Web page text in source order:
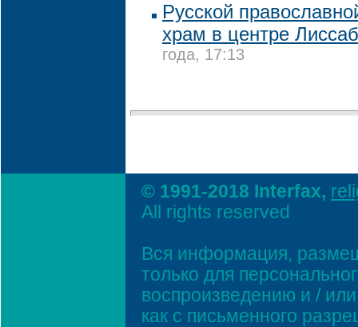
Русской
храм в центре
года, 17:13
© 1991-2018 Interfax,
All rights reserved
Вся информация,
только для
воспроизведению и /
как с письменного